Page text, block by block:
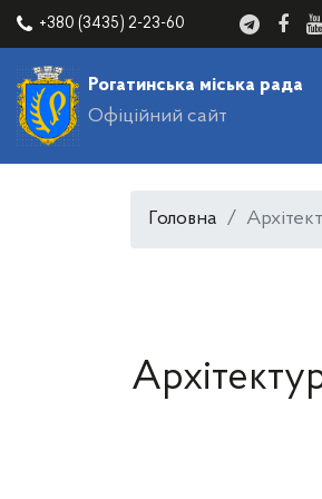
+380 (3435) 2-23-60
Рогатинська міська рада
Офіційний сайт
Головна